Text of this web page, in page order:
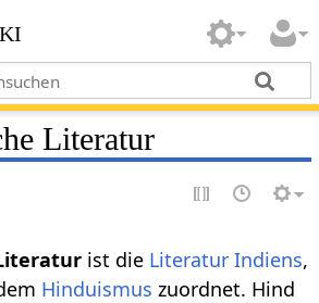
Literatur
ist die Literatur Indiens,
Hinduismus zuordnet. Hind